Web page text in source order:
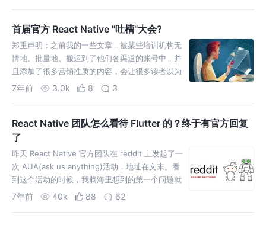
首届官方 React Native "吐槽"大会?
郑重声明：之前我的一些文章，被某些培训机构无
情地、批量地、搬运到了他们各渠道的账号中，并
且添加了很多营销性质的内容，会让很多读者以为
是我发的。所以特意在此特别声明，希望读者朋友
袭的可…
7年前 3.0k 8 3
React Native 团队怎么看待 Flutter 的？终于有官方回复
了
昨天 React Native 官方团队在 reddit 上发起了一
次 AUA(ask us anything)活动，地址在文末。看
到这个活动的时候，我脑海里想到的第一个问题就
是，他们怎么看待 Flutter 的？结果打开活动后，
7年前 40k 88 62